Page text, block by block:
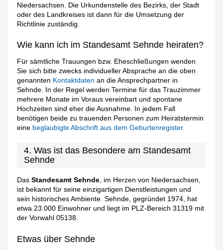
Niedersachsen. Die Urkundenstelle des Bezirks, der Stadt
oder des Landkreises ist dann für die Umsetzung der
Richtlinie zuständig.
Wie kann ich im Standesamt Sehnde heiraten?
Für sämtliche Trauungen bzw. Eheschließungen wenden
Sie sich bitte zwecks individueller Absprache an die oben
genannten Kontaktdaten an die Ansprechpartner in
Sehnde. In der Regel werden Termine für das Trauzimmer
mehrere Monate im Voraus vereinbart und spontane
Hochzeiten sind eher die Ausnahme. In jedem Fall
benötigen beide zu trauenden Personen zum Heiratstermin
eine beglaubigte Abschrift aus dem Geburtenregister.
4. Was ist das Besondere am Standesamt
Sehnde
DasStandesamt Sehnde, im Herzen von Niedersachsen,
ist bekannt für seine einzigartigen Dienstleistungen und
sein historisches Ambiente. Sehnde, gegründet 1974, hat
etwa 23.000 Einwohner und liegt im PLZ-Bereich 31319 mit
der Vorwahl 05138.
Etwas über Sehnde